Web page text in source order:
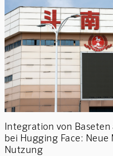
Integration von
bei Hugging Face:
Nutzung